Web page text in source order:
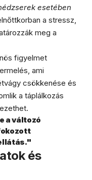
esetében
a stressz,
meg a
figyelmet
ami
csökkenése és
a táplálkozás
a változó
és